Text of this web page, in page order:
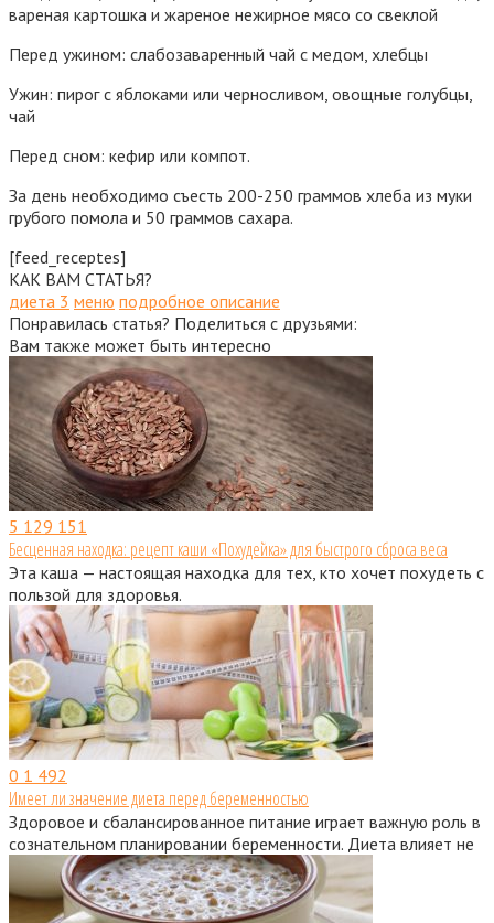
вареная картошка и жареное нежирное мясо со свеклой
Перед ужином: слабозаваренный чай с медом, хлебцы
Ужин: пирог с яблоками или черносливом, овощные голубцы,
чай
Перед сном: кефир или компот.
За день необходимо съесть 200-250 граммов хлеба из муки
грубого помола и 50 граммов сахара.
[feed_receptes]
КАК ВАМ СТАТЬЯ?
диета 3 меню подробное описание
Понравилась статья? Поделиться с друзьями:
Вам также может быть интересно
5 129 151
Бесценная находка: рецепт каши «Похудейка» для быстрого сброса веса
Эта каша — настоящая находка для тех, кто хочет похудеть с
пользой для здоровья.
0 1 492
Имеет ли значение диета перед беременностью
Здоровое и сбалансированное питание играет важную роль в
сознательном планировании беременности. Диета влияет не